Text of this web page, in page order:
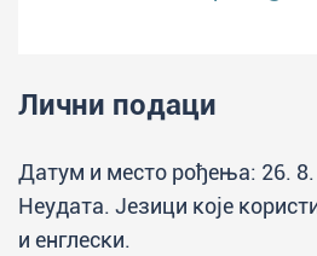
Лични подаци
Датум и место рођења: 26.
Неудата. Језици које
и енглески.